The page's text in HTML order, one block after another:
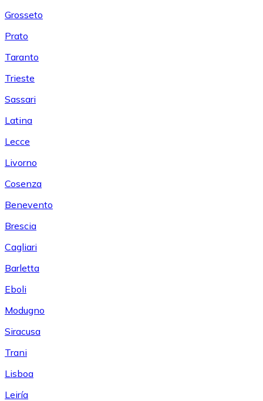
Grosseto
Prato
Taranto
Trieste
Sassari
Latina
Lecce
Livorno
Cosenza
Benevento
Brescia
Cagliari
Barletta
Eboli
Modugno
Siracusa
Trani
Lisboa
Leiría